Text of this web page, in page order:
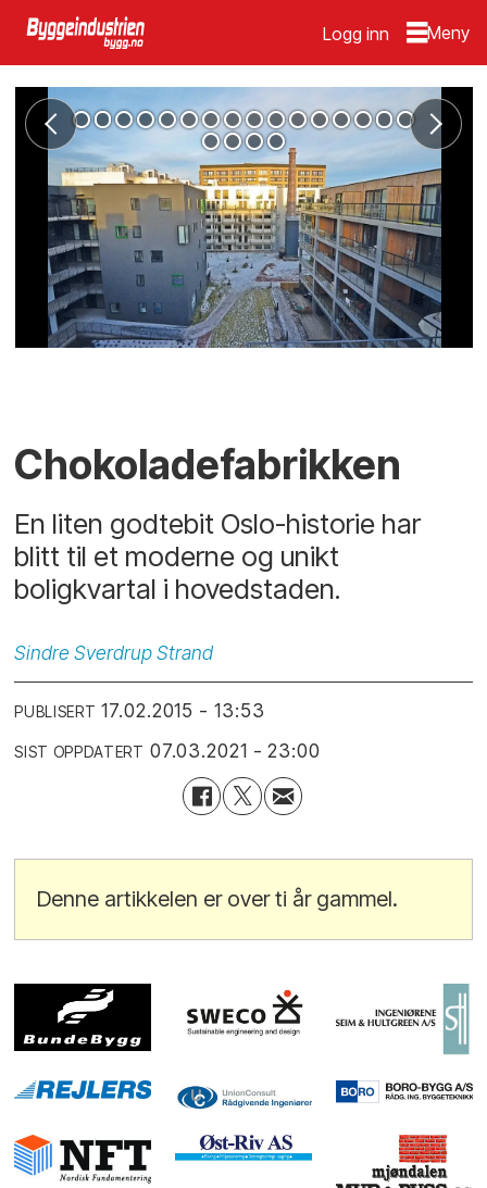
Logg inn
Chokoladefabrikken
En liten godtebit Oslo-historie har
blitt til et moderne og unikt
boligkvartal i hovedstaden.
Sindre Sverdrup Strand
PUBLISERT 17.02.2015 - 13:53
SIST OPPDATERT 07.03.2021 - 23:00
Denne artikkelen er over ti år gammel.